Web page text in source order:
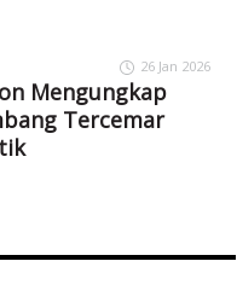
26 Jan 2026
Mengungkap
Tercemar